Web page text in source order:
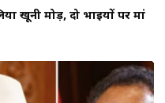
खूनी मोड़, दो भाइयों पर मां